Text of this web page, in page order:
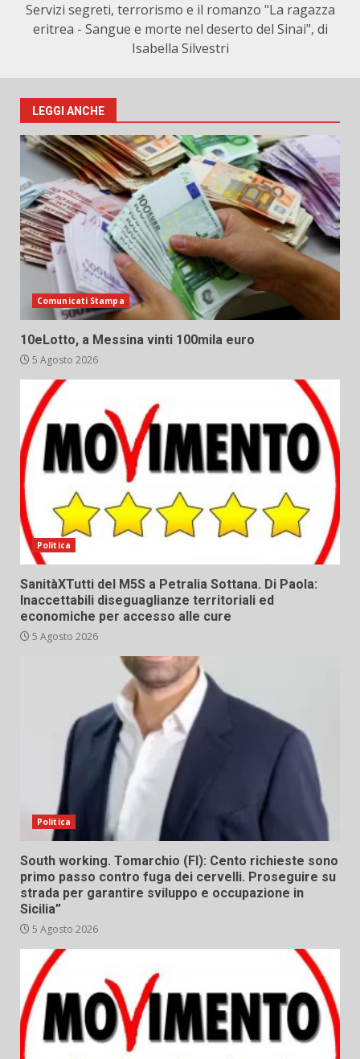
Servizi segreti, terrorismo e il romanzo "La ragazza
eritrea - Sangue e morte nel deserto del Sinai", di
Isabella Silvestri
LEGGI ANCHE
Comunicati Stampa
10eLotto, a Messina vinti 100mila euro
5 Agosto 2026
Politica
SanitàXTutti del M5S a Petralia Sottana. Di Paola:
Inaccettabili diseguaglianze territoriali ed
economiche per accesso alle cure
5 Agosto 2026
Politica
South working. Tomarchio (FI): Cento richieste sono
primo passo contro fuga dei cervelli. Proseguire su
strada per garantire sviluppo e occupazione in
Sicilia”
5 Agosto 2026